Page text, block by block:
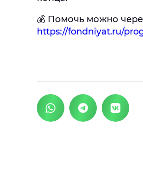
💰 Помочь можно
https://fondniyat.ru/